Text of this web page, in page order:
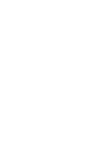
ガイド
の利用